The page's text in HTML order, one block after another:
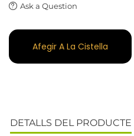
Ask a Question
Afegir A La Cistella
DETALLS DEL PRODUCTE